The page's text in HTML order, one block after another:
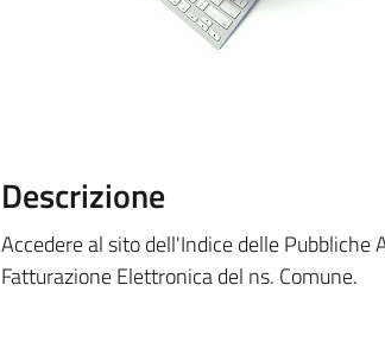
Descrizione
Accedere al sito dell'Indice delle
Fatturazione Elettronica del ns. Comune.